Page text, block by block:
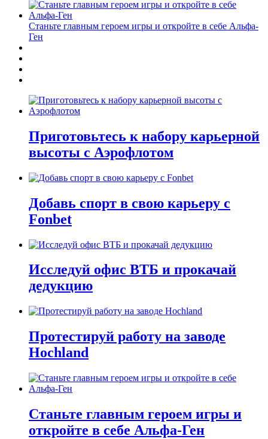
Станьте главным героем игры и откройте в себе Альфа-
Ген
Приготовьтесь к набору карьерной
высоты с Аэрофлотом
Добавь спорт в свою карьеру с
Fonbet
Исследуй офис ВТБ и прокачай
дедукцию
Протестируй работу на заводе
Hochland
Станьте главным героем игры и
откройте в себе Альфа-Ген